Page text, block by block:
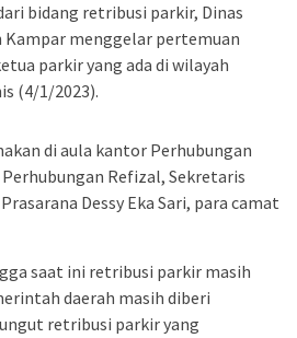
bidang retribusi parkir, Dinas
Kampar menggelar pertemuan
parkir yang ada di wilayah
(4/1/2023).
di aula kantor Perhubungan
Refizal, Sekretaris
Dessy Eka Sari, para camat
saat ini retribusi parkir masih
daerah masih diberi
retribusi parkir yang